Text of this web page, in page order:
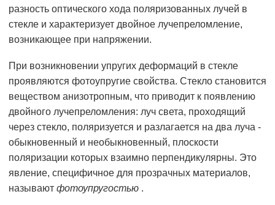
разность оптического хода поляризованных лучей в
стекле и характеризует двойное лучепреломление,
возникающее при напряжении.
При возникновении упругих деформаций в стекле
проявляются фотоупругие свойства. Стекло становится
веществом анизотропным, что приводит к появлению
двойного лучепреломления: луч света, проходящий
через стекло, поляризуется и разлагается на два луча -
обыкновенный и необыкновенный, плоскости
поляризации которых взаимно перпендикулярны. Это
явление, специфичное для прозрачных материалов,
называют фотоупругостью .